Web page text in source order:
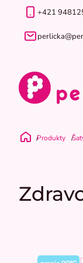
+421
Domov
Produkty